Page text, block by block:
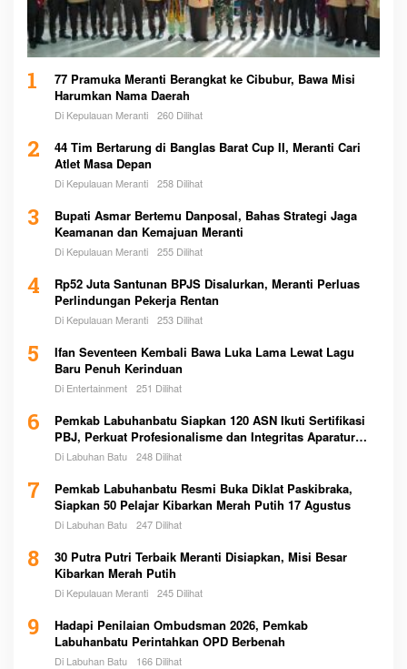
1
77 Pramuka Meranti Berangkat ke Cibubur, Bawa Misi
Harumkan Nama Daerah
Di Kepulauan Meranti 260 Dilihat
2
44 Tim Bertarung di Banglas Barat Cup II, Meranti Cari
Atlet Masa Depan
Di Kepulauan Meranti 258 Dilihat
3
Bupati Asmar Bertemu Danposal, Bahas Strategi Jaga
Keamanan dan Kemajuan Meranti
Di Kepulauan Meranti 255 Dilihat
4
Rp52 Juta Santunan BPJS Disalurkan, Meranti Perluas
Perlindungan Pekerja Rentan
Di Kepulauan Meranti 253 Dilihat
5
Ifan Seventeen Kembali Bawa Luka Lama Lewat Lagu
Baru Penuh Kerinduan
Di Entertainment 251 Dilihat
6
Pemkab Labuhanbatu Siapkan 120 ASN Ikuti Sertifikasi
PBJ, Perkuat Profesionalisme dan Integritas Aparatur
Pemerintah
Di Labuhan Batu 248 Dilihat
7
Pemkab Labuhanbatu Resmi Buka Diklat Paskibraka,
Siapkan 50 Pelajar Kibarkan Merah Putih 17 Agustus
Di Labuhan Batu 247 Dilihat
8
30 Putra Putri Terbaik Meranti Disiapkan, Misi Besar
Kibarkan Merah Putih
Di Kepulauan Meranti 245 Dilihat
9
Hadapi Penilaian Ombudsman 2026, Pemkab
Labuhanbatu Perintahkan OPD Berbenah
Di Labuhan Batu 166 Dilihat